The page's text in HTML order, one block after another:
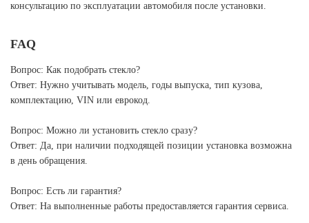
консультацию по эксплуатации автомобиля после установки.
FAQ
Вопрос: Как подобрать стекло?
Ответ: Нужно учитывать модель, годы выпуска, тип кузова,
комплектацию, VIN или еврокод.
Вопрос: Можно ли установить стекло сразу?
Ответ: Да, при наличии подходящей позиции установка возможна
в день обращения.
Вопрос: Есть ли гарантия?
Ответ: На выполненные работы предоставляется гарантия сервиса.